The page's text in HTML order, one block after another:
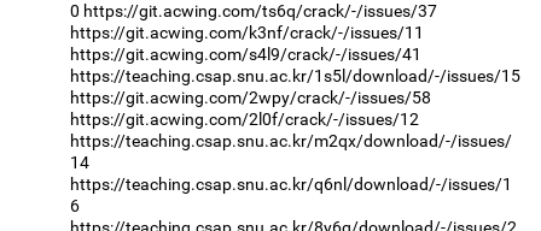
0 https://git.acwing.com/ts6q/crack/-/issues/37
https://git.acwing.com/k3nf/crack/-/issues/11
https://git.acwing.com/s4l9/crack/-/issues/41
https://teaching.csap.snu.ac.kr/1s5l/download/-/issues/15
https://git.acwing.com/2wpy/crack/-/issues/58
https://git.acwing.com/2l0f/crack/-/issues/12
https://teaching.csap.snu.ac.kr/m2qx/download/-/issues/
14
https://teaching.csap.snu.ac.kr/q6nl/download/-/issues/1
6
https://teaching.csap.snu.ac.kr/8y6q/download/-/issues/2